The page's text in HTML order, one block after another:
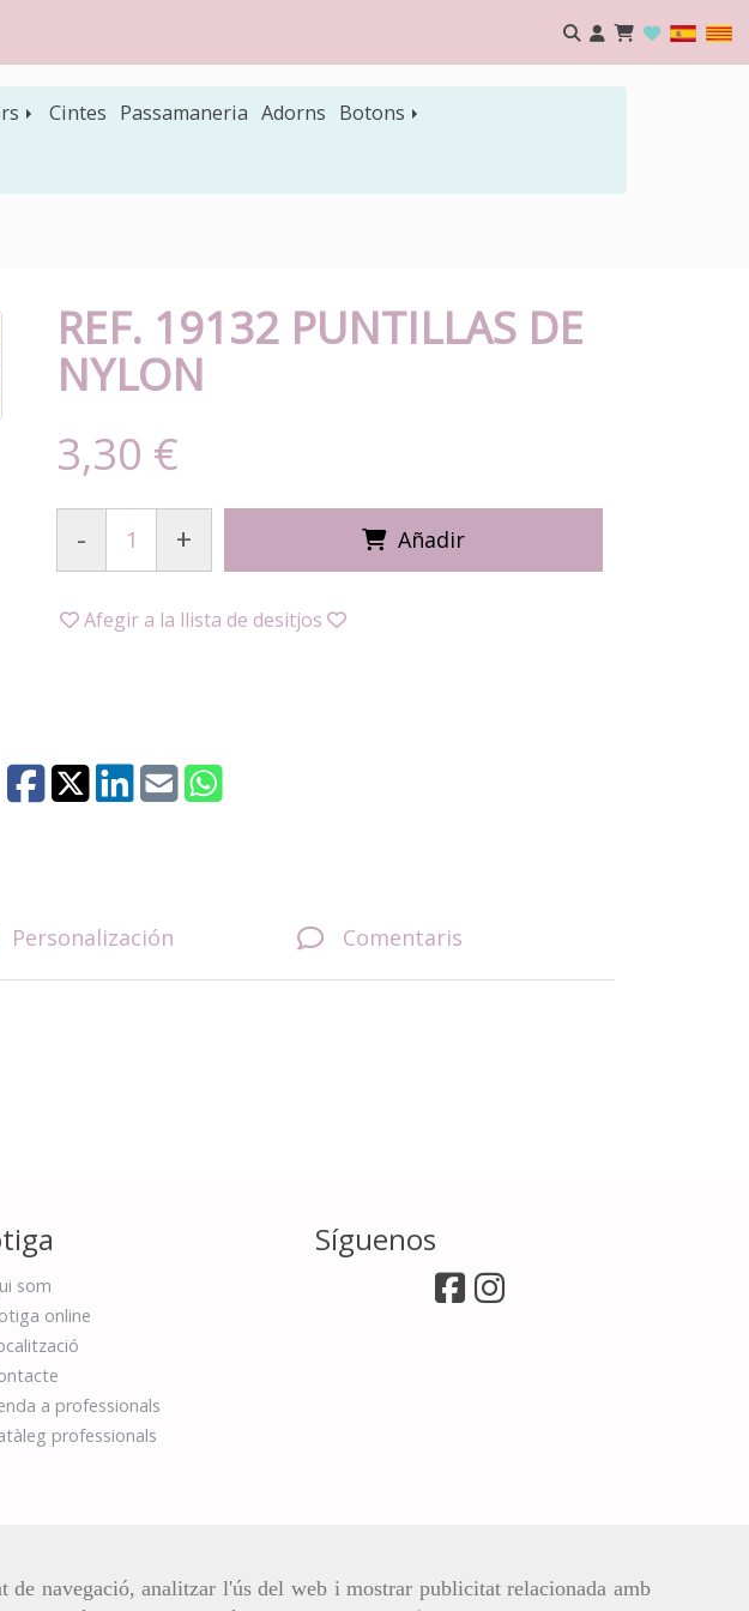
navegació, analitzar l'ús del web i mostrar publicitat relacionada amb
Cintes Passamaneria Adorns Botons
REF. 19132 PUNTILLAS DE
NYLON
3,30 €
- + Añadir
Afegir a la llista de desitjos
Personalización Comentaris
som
online
a professionals
professionals
Síguenos